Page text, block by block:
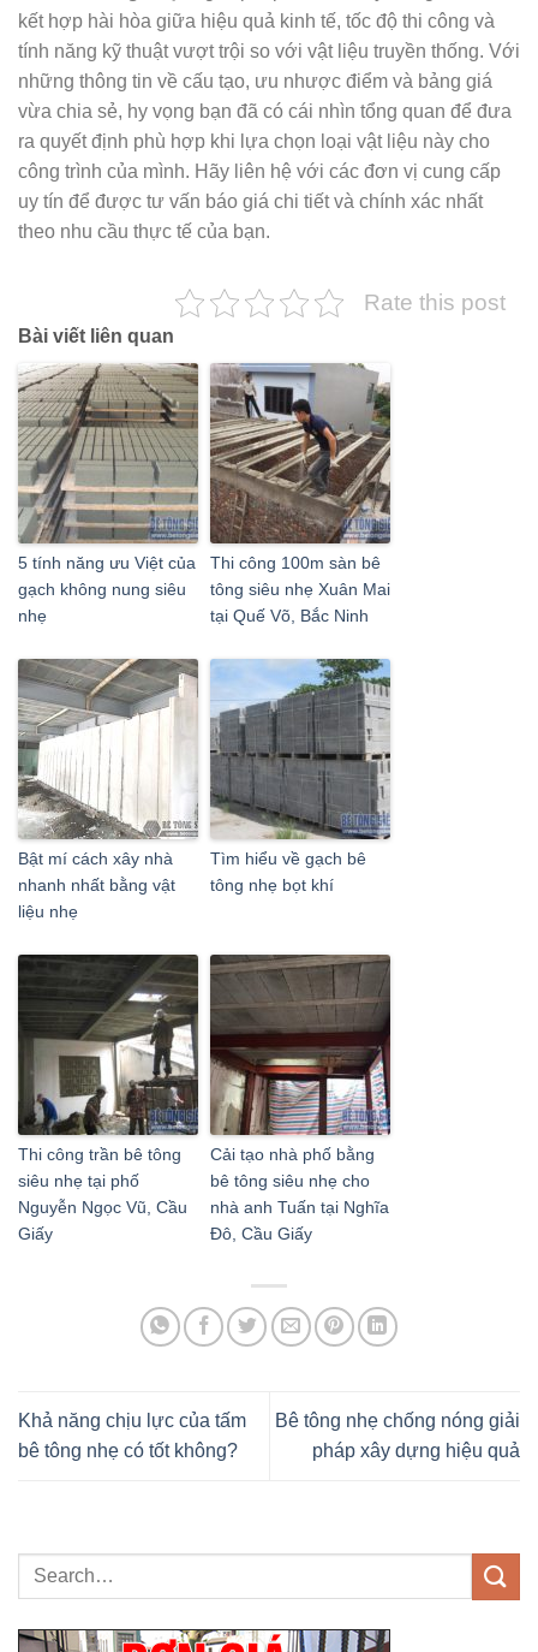
kết hợp hài hòa giữa hiệu quả kinh tế, tốc độ thi công và
tính năng kỹ thuật vượt trội so với vật liệu truyền thống. Với
những thông tin về cấu tạo, ưu nhược điểm và bảng giá
vừa chia sẻ, hy vọng bạn đã có cái nhìn tổng quan để đưa
ra quyết định phù hợp khi lựa chọn loại vật liệu này cho
công trình của mình. Hãy liên hệ với các đơn vị cung cấp
uy tín để được tư vấn báo giá chi tiết và chính xác nhất
theo nhu cầu thực tế của bạn.
Rate this post
Bài viết liên quan
5 tính năng ưu Việt của
gạch không nung siêu
nhẹ
Thi công 100m sàn bê
tông siêu nhẹ Xuân Mai
tại Quế Võ, Bắc Ninh
Bật mí cách xây nhà
nhanh nhất bằng vật
liệu nhẹ
Tìm hiểu về gạch bê
tông nhẹ bọt khí
Thi công trần bê tông
siêu nhẹ tại phố
Nguyễn Ngọc Vũ, Cầu
Giấy
Cải tạo nhà phố bằng
bê tông siêu nhẹ cho
nhà anh Tuấn tại Nghĩa
Đô, Cầu Giấy
Khả năng chịu lực của tấm
bê tông nhẹ có tốt không?
Bê tông nhẹ chống nóng giải
pháp xây dựng hiệu quả